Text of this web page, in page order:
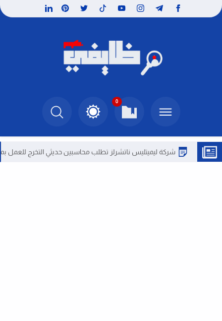
0
شركة ليميتليس ناتشرلز تطلب محاسبين حديثي التخرج للعمل بمصر